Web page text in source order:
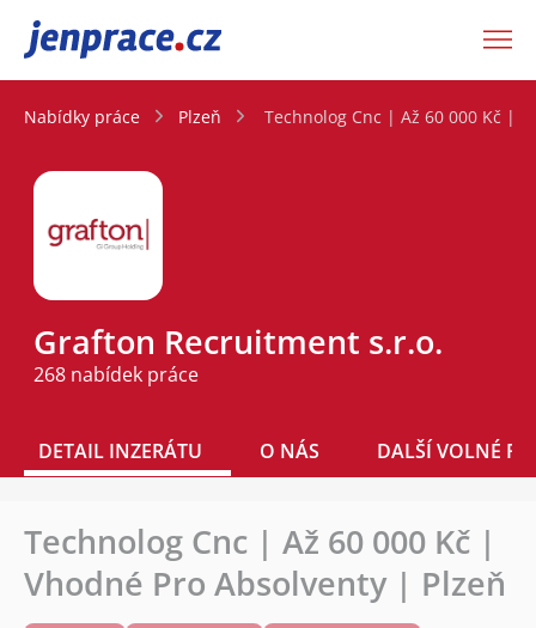
JenPráce.cz
Nabídky práce Plzeň Technolog Cnc | Až 60 000 Kč |
Grafton Recruitment s.r.o.
268 nabídek práce
DETAIL INZERÁTU O NÁS DALŠÍ VOLNÉ
Technolog Cnc | Až 60 000 Kč |
Vhodné Pro Absolventy | Plzeň